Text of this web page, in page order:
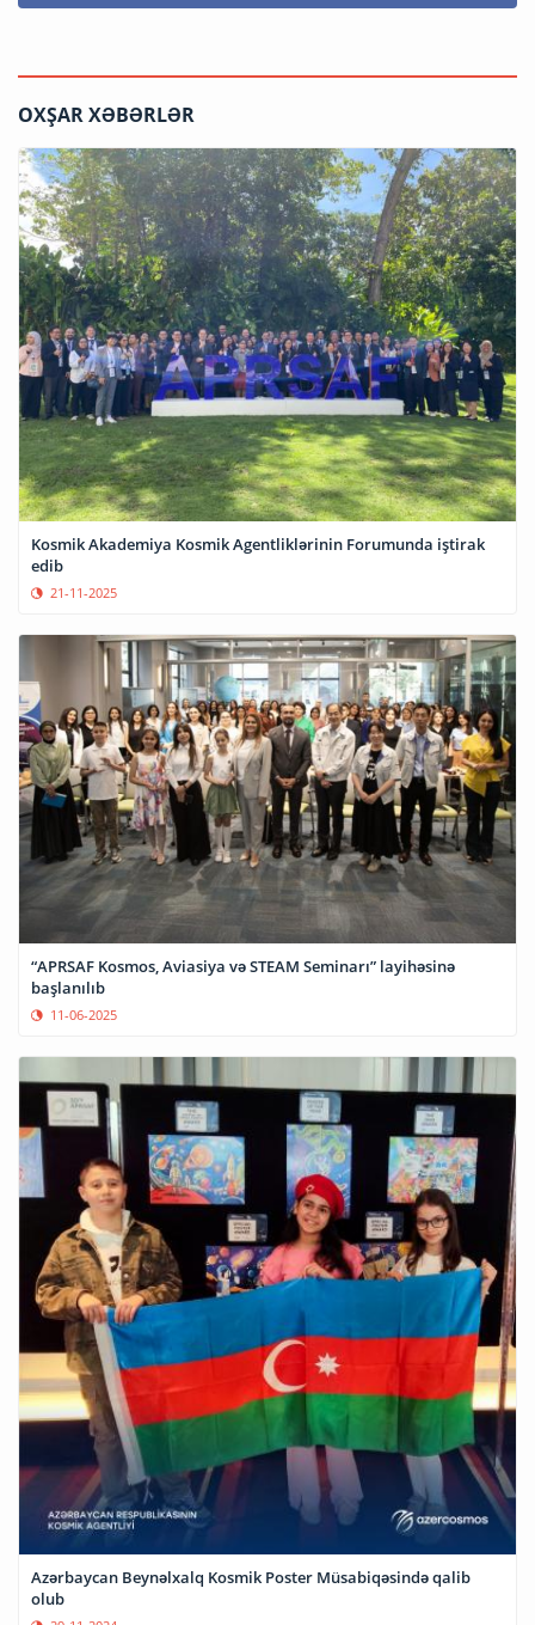
OXŞAR XƏBƏRLƏR
Kosmik Akademiya Kosmik Agentliklərinin Forumunda iştirak
edib
21-11-2025
“APRSAF Kosmos, Aviasiya və STEAM Seminarı” layihəsinə
başlanılıb
11-06-2025
Azərbaycan Beynəlxalq Kosmik Poster Müsabiqəsində qalib
olub